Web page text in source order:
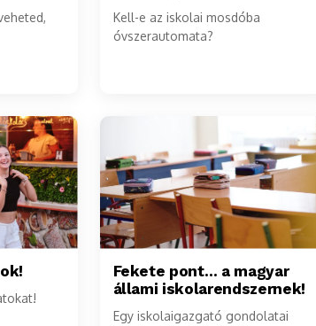
Kell-e az iskolai mosdóba
óvszerautomata?
Fekete pont… a magyar
állami iskolarendszernek!
Egy iskolaigazgató gondolatai